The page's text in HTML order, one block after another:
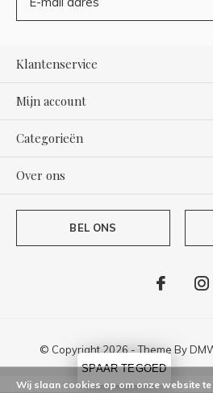
Klantenservice
Mijn account
Categorieën
Over ons
BEL ONS
© Copyright 2026 - Theme By
Wij slaan cookies op om onze website
SPAAR TEGOED